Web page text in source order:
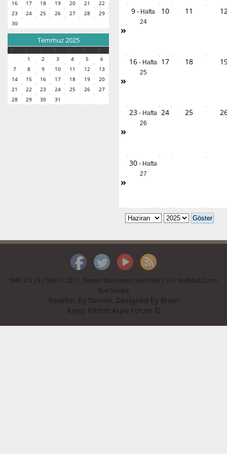
16
17 18 19 20 21
22
23
24 25 26 27 28
29
30
Temmuz 2025
1
2 3 4 5
6
7
8 9 10 11 12
13
14
15 16 17 18 19
20
21
22 23 24 25 26
27
28
29 30 31
»
9 - Hafta
24
10 11
»
16 - Hafta
25
17 18
»
23 - Hafta
26
24 25
»
30 - Hafta
27
SMF 2.0.19 | SMF © 2017 Simple Machines | Seo4Smf 2.0 © SmfMod.Com |
Smf Destek
Reseller by Daniiel. Designed by Brian
Kayıp Rıhtım Arşiv Forum ©